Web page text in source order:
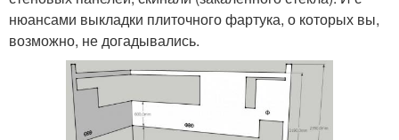
нюансами выкладки плиточного фартука, о которых вы,
возможно, не догадывались.